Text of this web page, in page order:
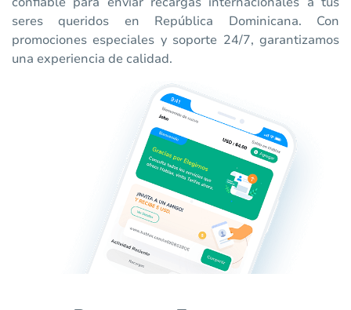
seres queridos en República Dominicana. Con
promociones especiales y soporte 24/7, garantizamos
una experiencia de calidad.